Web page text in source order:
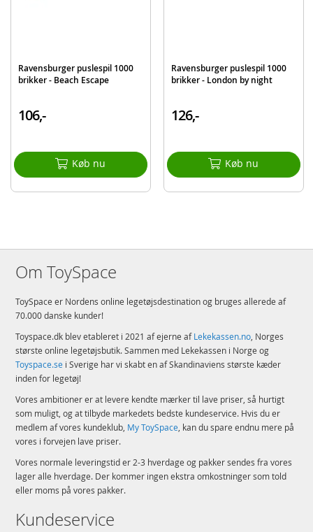
Ravensburger puslespil 1000
brikker - Beach Escape
106,-
Køb nu
Ravensburger puslespil 1000
brikker - London by night
126,-
Køb nu
Om ToySpace
ToySpace er Nordens online legetøjsdestination og bruges allerede af
70.000 danske kunder!
Toyspace.dk blev etableret i 2021 af ejerne afLekekassen.no, Norges
største online legetøjsbutik. Sammen med Lekekassen i Norge og
Toyspace.se i Sverige har vi skabt en af Skandinaviens største kæder
inden for legetøj!
Vores ambitioner er at levere kendte mærker til lave priser, så hurtigt
som muligt, og at tilbyde markedets bedste kundeservice. Hvis du er
medlem af vores kundeklub, My ToySpace, kan du spare endnu mere på
vores i forvejen lave priser.
Vores normale leveringstid er 2-3 hverdage og pakker sendes fra vores
lager alle hverdage. Der kommer ingen ekstra omkostninger som told
eller moms på vores pakker.
Kundeservice